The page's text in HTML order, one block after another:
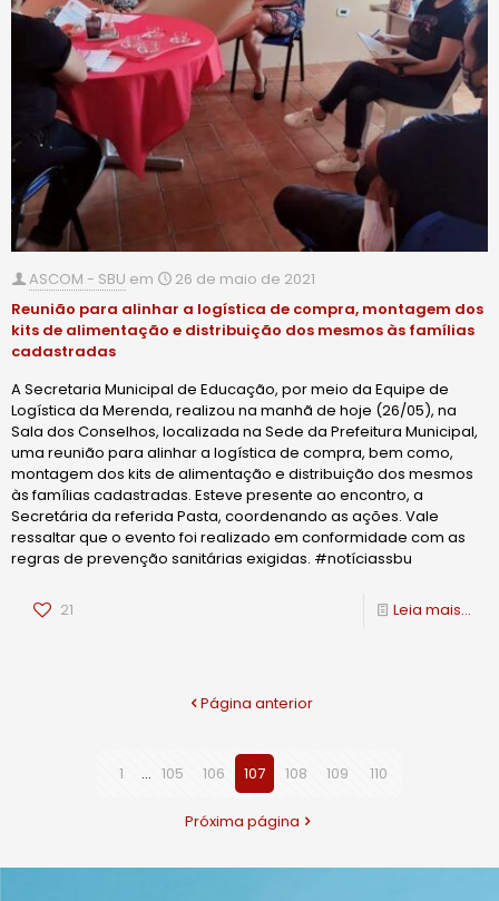
ASCOM - SBU em
26 de maio de 2021
Reunião para alinhar a logística de compra, montagem dos
kits de alimentação e distribuição dos mesmos às famílias
cadastradas
A Secretaria Municipal de Educação, por meio da Equipe de
Logística da Merenda, realizou na manhã de hoje (26/05), na
Sala dos Conselhos, localizada na Sede da Prefeitura Municipal,
uma reunião para alinhar a logística de compra, bem como,
montagem dos kits de alimentação e distribuição dos mesmos
às famílias cadastradas. Esteve presente ao encontro, a
Secretária da referida Pasta, coordenando as ações. Vale
ressaltar que o evento foi realizado em conformidade com as
regras de prevenção sanitárias exigidas. #notíciassbu
21 Leia mais...
Página anterior
1 ... 105 106 107 108 109 110
Próxima página